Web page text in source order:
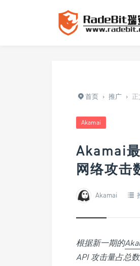
首页 › 推广 › 正
Akamai
Akamai
网络攻击
Akamai
根据新一期的
API攻击量占总